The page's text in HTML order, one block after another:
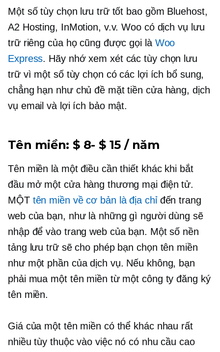
Một số tùy chọn lưu trữ tốt bao gồm Bluehost,
A2 Hosting, InMotion, v.v. Woo có dịch vụ lưu
trữ riêng của họ cũng được gọi là Woo
Express. Hãy nhớ xem xét các tùy chọn lưu
trữ vì một số tùy chọn có các lợi ích bổ sung,
chẳng hạn như chủ đề mặt tiền cửa hàng, dịch
vụ email và lợi ích bảo mật.
Tên miền: $ 8- $ 15 / năm
Tên miền là một điều cần thiết khác khi bắt
đầu mở một cửa hàng thương mại điện tử.
MỘT tên miền về cơ bản là địa chỉđến trang
web của bạn, như là những gì người dùng sẽ
nhập để vào trang web của bạn. Một số nền
tảng lưu trữ sẽ cho phép bạn chọn tên miền
như một phần của dịch vụ. Nếu không, bạn
phải mua một tên miền từ một công ty đăng ký
tên miền.
Giá của một tên miền có thể khác nhau rất
nhiều tùy thuộc vào việc nó có nhu cầu cao